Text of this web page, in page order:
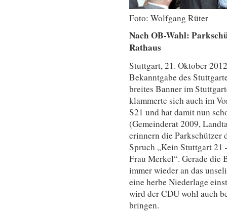
Foto: Wolfgang Rüter
Nach OB-Wahl:
Rathaus
Stuttgart, 21. Oktober
Bekanntgabe des
breites Banner im
klammerte sich auch im
S21 und hat damit nun
(Gemeinderat 2009,
erinnern die Parkschützer
Spruch „Kein Stuttgart 21
Frau Merkel“. Gerade die
immer wieder an das
eine herbe Niederlage
wird der CDU wohl auch
bringen.